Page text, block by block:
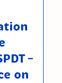
–
on